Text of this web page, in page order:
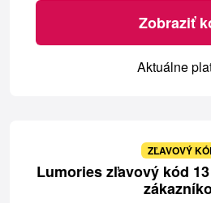
Zobraziť
Aktuálne
ZĽAVOVÝ
Lumories zľavový kód